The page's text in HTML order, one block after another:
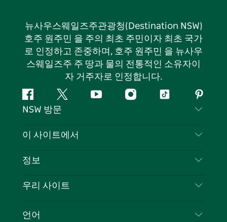
뉴사우스웨일즈주관광청(Destination NSW)
호주 원주민 을 주의 최초 주민이자 최초 국가
로 인정하고 존중하며, 호주 원주민 을 뉴사우
스웨일즈주 주 땅과 물의 전통적인 소유자이
자 거주자로 인정합니다.
페
이
북
지
다
유
인
틱
핀
터
스
NSW 방문
문의하기
쿠키 고지
이 사이트에서
목적지
이벤트
정보
여행 정보
뉴사우스웨일즈주 의 사업
우리 사이트
언어